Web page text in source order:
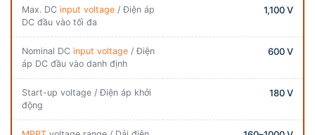
Max. DC input voltage / Điện áp
DC đầu vào tối đa
1,100 V
Nominal DC input voltage / Điện
áp DC đầu vào danh định
600 V
Start-up voltage / Điện áp khởi
động
180 V